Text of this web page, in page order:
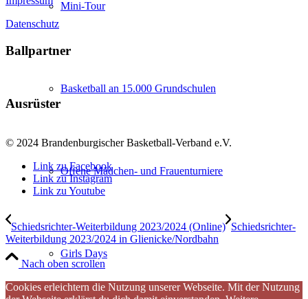
Mini-Tour
Basketball an 15.000 Grundschulen
Offene Mädchen- und Frauenturniere
Girls Days
Datenschutz
Ballpartner
Ausrüster
© 2024 Brandenburgischer Basketball-Verband e.V.
Link zu Facebook
Link zu Instagram
Link zu Youtube
Schiedsrichter-Weiterbildung 2023/2024 (Online) Schiedsrichter-
Weiterbildung 2023/2024 in Glienicke/Nordbahn
Nach oben scrollen
Cookies erleichtern die Nutzung unserer Webseite. Mit der Nutzung